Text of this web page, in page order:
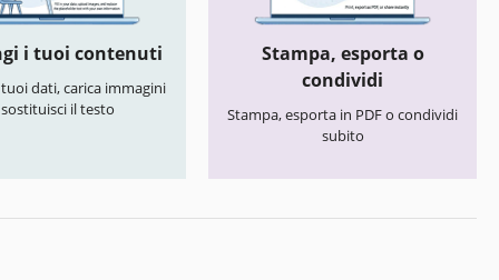
i tuoi contenuti
dati, carica immagini
il testo
Stampa, esporta o
condividi
Stampa, esporta in PDF o condividi
subito